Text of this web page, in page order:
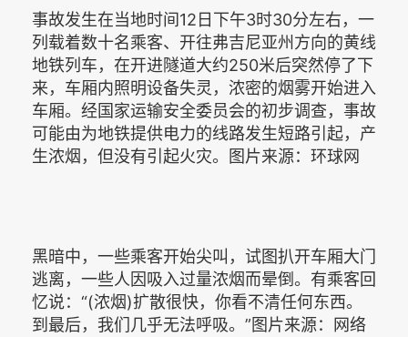
事故发生在当地时间12日下午3时30分左右，一
列载着数十名乘客、开往弗吉尼亚州方向的黄线
地铁列车，在开进隧道大约250米后突然停了下
来，车厢内照明设备失灵，浓密的烟雾开始进入
车厢。经国家运输安全委员会的初步调查，事故
可能由为地铁提供电力的线路发生短路引起，产
生浓烟，但没有引起火灾。图片来源：环球网
黑暗中，一些乘客开始尖叫，试图扒开车厢大门
逃离，一些人因吸入过量浓烟而晕倒。有乘客回
忆说：“(浓烟)扩散很快，你看不清任何东西。
到最后，我们几乎无法呼吸。”图片来源：网络